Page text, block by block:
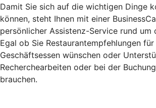
Damit Sie sich auf die wichtigen Dinge
können, steht Ihnen mit einer
persönlicher Assistenz-Service rund um
Egal ob Sie Restaurantempfehlungen für
Geschäftsessen wünschen oder
Recherchearbeiten oder bei der
brauchen.